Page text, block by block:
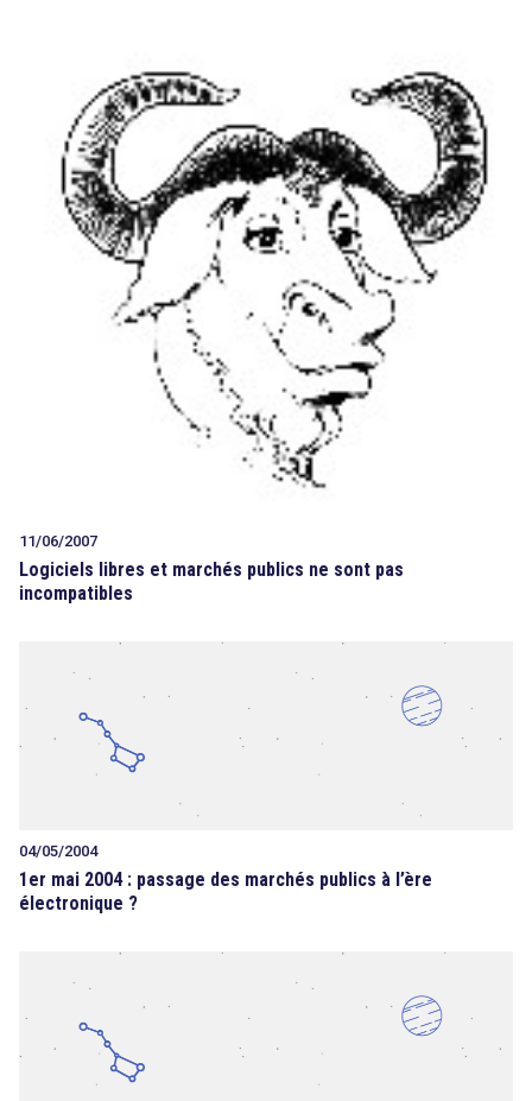
11/06/2007
Logiciels libres et marchés publics ne sont pas
incompatibles
04/05/2004
1er mai 2004 : passage des marchés publics à l’ère
électronique ?